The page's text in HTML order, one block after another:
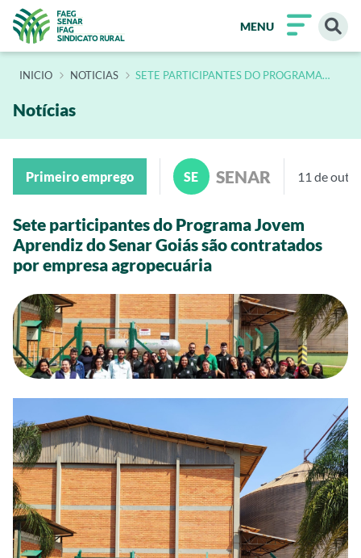
MENU
INÍCIO NOTICIAS SETE PARTICIPANTES DO PROGRAMA
Notícias
Primeiro emprego SE SENAR 11 de
Sete participantes do Programa Jovem
Aprendiz do Senar Goiás são contratados
por empresa agropecuária